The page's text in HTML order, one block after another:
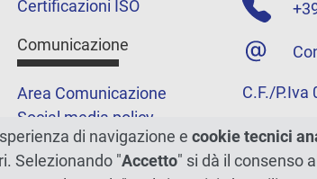
Certificazioni ISO
Comunicazione
Area Comunicazione
Social media policy
Podcast
Merchandising e shop
C.F./P.Iva
di navigazione e cookie tecnici
Selezionando "Accetto" si dà il consenso